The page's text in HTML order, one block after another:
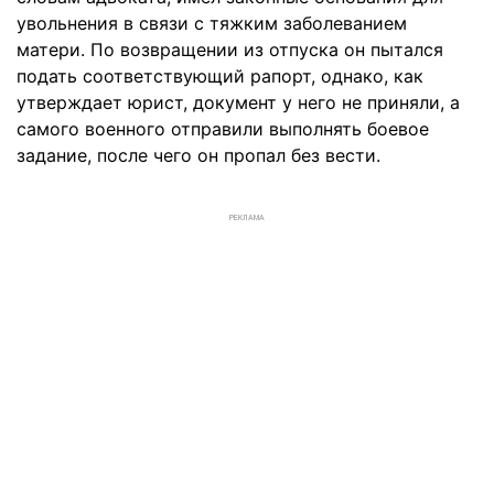
увольнения в связи с тяжким заболеванием
матери. По возвращении из отпуска он пытался
подать соответствующий рапорт, однако, как
утверждает юрист, документ у него не приняли, а
самого военного отправили выполнять боевое
задание, после чего он пропал без вести.
РЕКЛАМА